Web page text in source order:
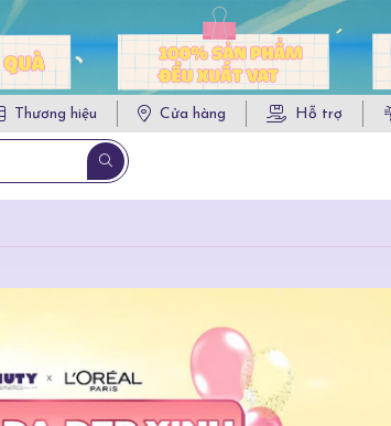
Thương hiệu Cửa hàng Hỗ trợ